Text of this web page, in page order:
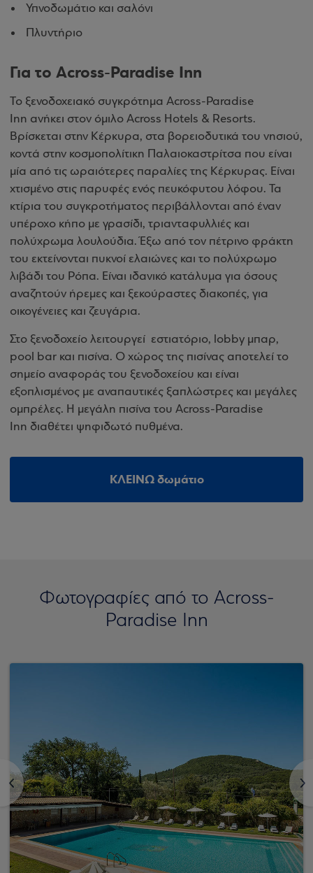
Υπνοδωμάτιο και σαλόνι
Πλυντήριο
Για τo Across-Paradise Inn
Το ξενοδοχειακό συγκρότημα Across-Paradise
Inn ανήκει στον όμιλο Across Hotels & Resorts.
Βρίσκεται στην Κέρκυρα, στα βορειοδυτικά του νησιού,
κοντά στην κοσμοπολίτικη Παλαιοκαστρίτσα που είναι
μία από τις ωραιότερες παραλίες της Κέρκυρας. Είναι
χτισμένο στις παρυφές ενός πευκόφυτου λόφου. Τα
κτίρια του συγκροτήματος περιβάλλονται από έναν
υπέροχο κήπο με γρασίδι, τριανταφυλλιές και
πολύχρωμα λουλούδια. Έξω από τον πέτρινο φράκτη
του εκτείνονται πυκνοί ελαιώνες και το πολύχρωμο
λιβάδι του Ρόπα. Είναι ιδανικό κατάλυμα για όσους
αναζητούν ήρεμες και ξεκούραστες διακοπές, για
οικογένειες και ζευγάρια.
Στο ξενοδοχείο λειτουργεί εστιατόριο, lobby μπαρ,
pool bar και πισίνα. Ο χώρος της πισίνας αποτελεί το
σημείο αναφοράς του ξενοδοχείου και είναι
εξοπλισμένος με αναπαυτικές ξαπλώστρες και μεγάλες
ομπρέλες. Η μεγάλη πισίνα του Across-Paradise
Inn διαθέτει ψηφιδωτό πυθμένα.
ΚΛΕΙΝΩ δωμάτιο
Φωτογραφίες από το Across-
Paradise Inn
< >